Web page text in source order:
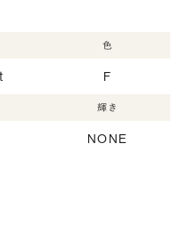
色
F
輝き
NONE